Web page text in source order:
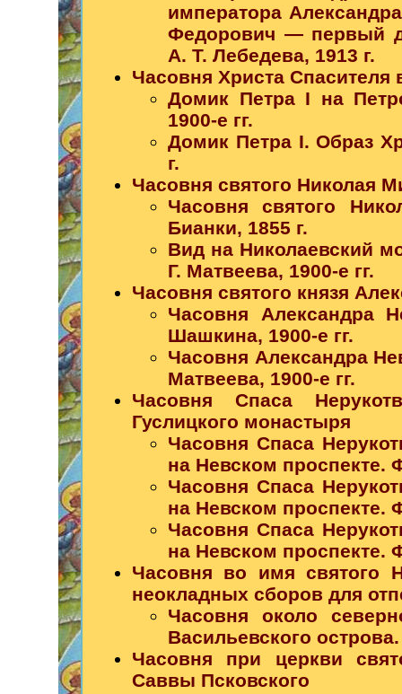
императора
Федорович — первый
А. Т. Лебедева, 1913 г.
Часовня Христа Спасителя
Домик Петра I на
1900-е гг.
Домик Петра I. Образ
г.
Часовня святого Николая
Часовня святого
Бианки, 1855 г.
Вид на Николаевский
Г. Матвеева, 1900-е гг.
Часовня святого князя
Часовня Александра
Шашкина, 1900-е гг.
Часовня Александра
Матвеева, 1900-е гг.
Часовня Спаса
Гуслицкого монастыря
Часовня Спаса
на Невском проспекте.
Часовня Спаса
на Невском проспекте.
Часовня Спаса
на Невском проспекте.
Часовня во имя святого
неокладных сборов для
Часовня около
Васильевского
Часовня при церкви
Саввы Псковского